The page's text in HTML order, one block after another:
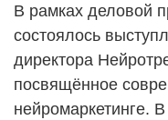
В рамках деловой
состоялось
директора
посвящённое
нейромаркетинге.